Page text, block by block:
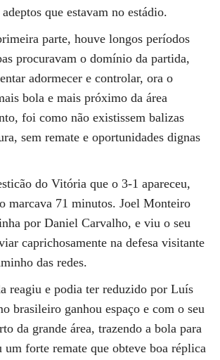
que estavam no estádio.
parte, houve longos períodos
procuravam o domínio da partida,
adormecer e controlar, ora o
bola e mais próximo da área
foi como não existissem balizas
sem remate e oportunidades dignas
do Vitória que o 3-1 apareceu,
marcava 71 minutos. Joel Monteiro
por Daniel Carvalho, e viu o seu
caprichosamente na defesa visitante
das redes.
reagiu e podia ter reduzido por Luís
brasileiro ganhou espaço e com o seu
da grande área, trazendo a bola para
um forte remate que obteve boa réplica